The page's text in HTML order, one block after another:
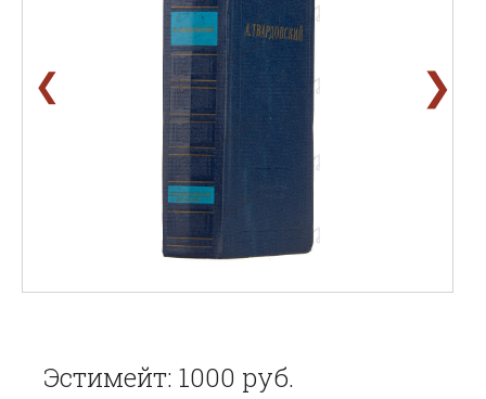
❮ ❯
Эстимейт: 1000 руб.